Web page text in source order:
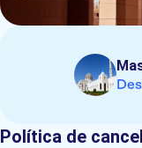
Política de